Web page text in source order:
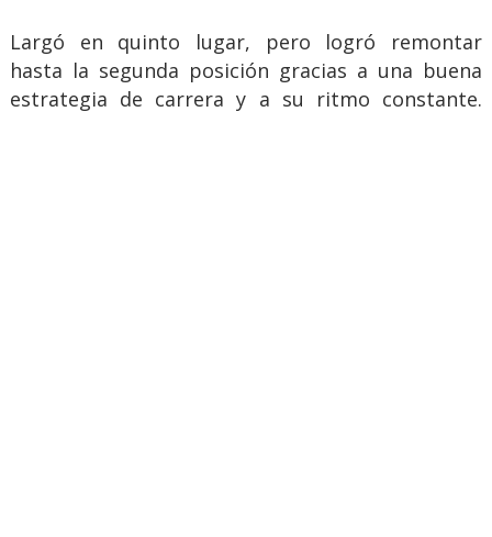
Largó en quinto lugar, pero logró remontar
hasta la segunda posición gracias a una buena
estrategia de carrera y a su ritmo constante.